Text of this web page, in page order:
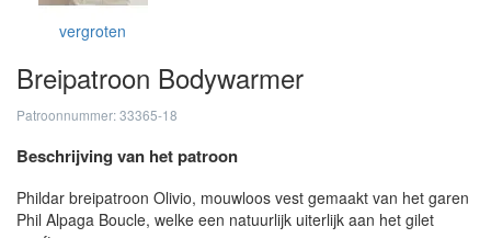
vergroten
Breipatroon Bodywarmer
Patroonnummer: 33365-18
Beschrijving van het patroon
Phildar breipatroon Olivio, mouwloos vest gemaakt van het garen
Phil Alpaga Boucle, welke een natuurlijk uiterlijk aan het gilet